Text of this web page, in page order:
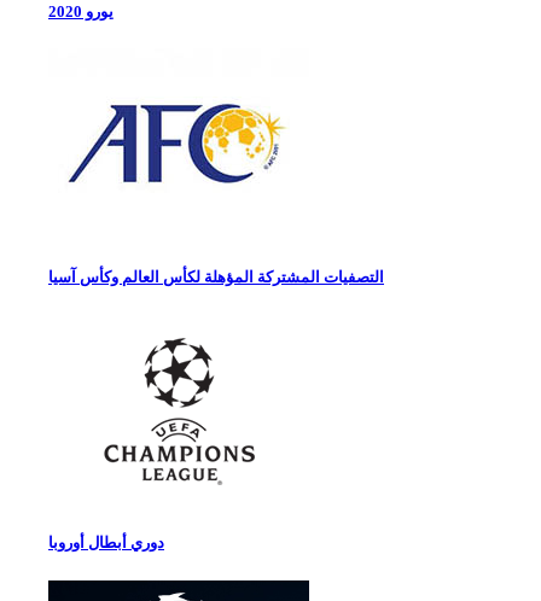
يورو 2020
التصفيات المشتركة المؤهلة لكأس العالم وكأس آسيا
دوري أبطال أوروبا